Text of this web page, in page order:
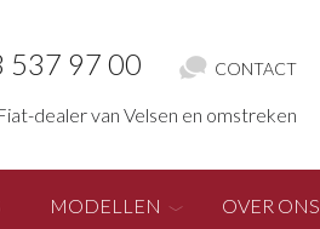
537 97 00 CONTACT
dealer van Velsen en omstreken
MODELLEN OVER ONS